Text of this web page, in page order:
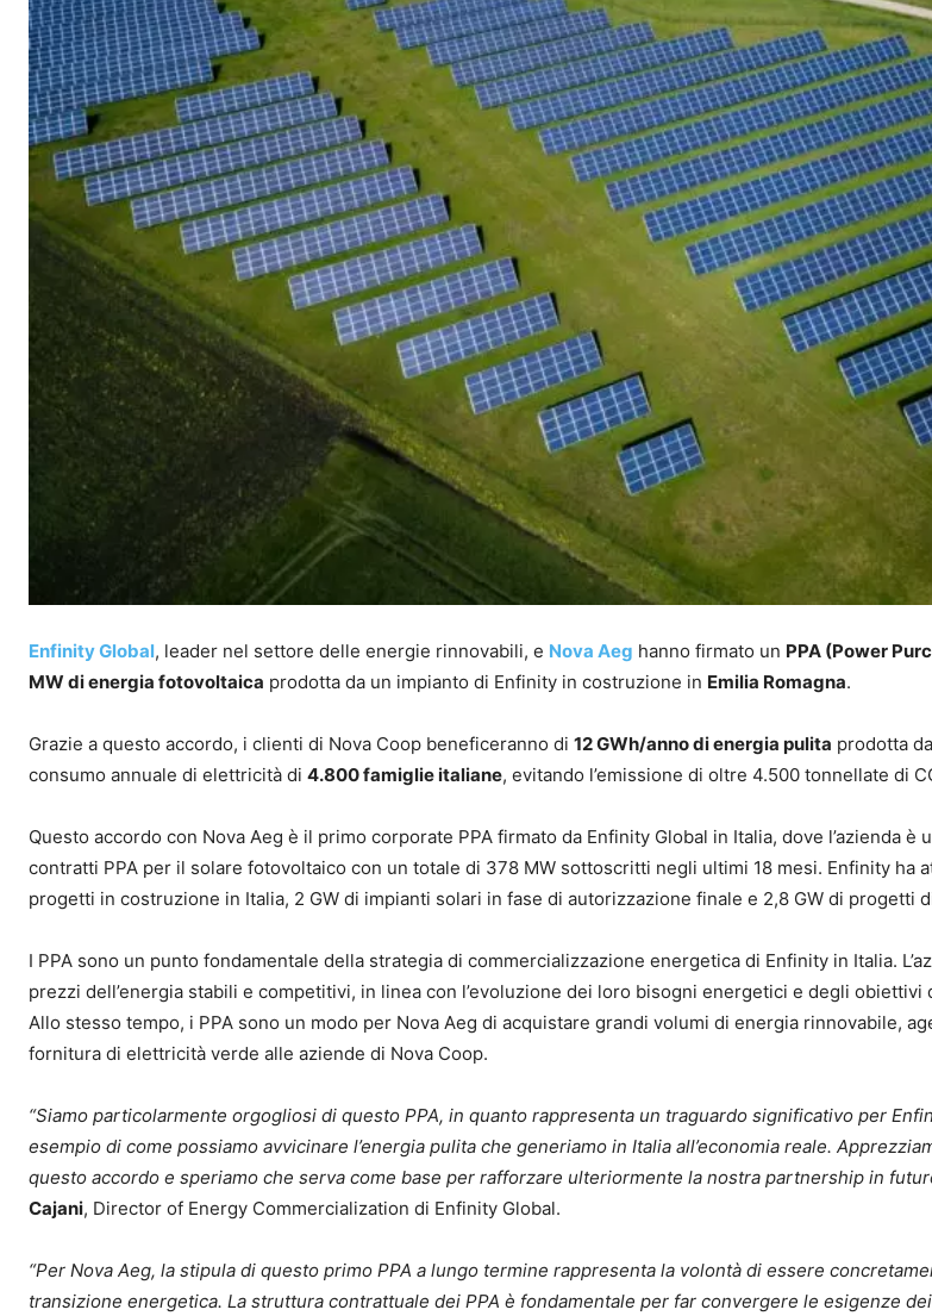
Enfinity Global, leader nel settore delle energie rinnovabili, e Nova Aeg hanno firmato un PPA (Power
MW di energia fotovoltaica prodotta da un impianto di Enfinity in costruzione in Emilia Romagna.
Grazie a questo accordo, i clienti di Nova Coop beneficeranno di 12 GWh/anno di energia pulita prodotta
consumo annuale di elettricità di 4.800 famiglie italiane, evitando l’emissione di oltre 4.500 tonnellate di
Questo accordo con Nova Aeg è il primo corporate PPA firmato da Enfinity Global in Italia, dove l’azienda
contratti PPA per il solare fotovoltaico con un totale di 378 MW sottoscritti negli ultimi 18 mesi. Enfinity ha
progetti in costruzione in Italia, 2 GW di impianti solari in fase di autorizzazione finale e 2,8 GW di progetti
I PPA sono un punto fondamentale della strategia di commercializzazione energetica di Enfinity in Italia.
prezzi dell’energia stabili e competitivi, in linea con l’evoluzione dei loro bisogni energetici e degli obiettivi
Allo stesso tempo, i PPA sono un modo per Nova Aeg di acquistare grandi volumi di energia rinnovabile,
fornitura di elettricità verde alle aziende di Nova Coop.
“Siamo particolarmente orgogliosi di questo PPA, in quanto rappresenta un traguardo significativo per
esempio di come possiamo avvicinare l’energia pulita che generiamo in Italia all’economia reale.
questo accordo e speriamo che serva come base per rafforzare ulteriormente la nostra partnership in
Cajani, Director of Energy Commercialization di Enfinity Global.
“Per Nova Aeg, la stipula di questo primo PPA a lungo termine rappresenta la volontà di essere
transizione energetica. La struttura contrattuale dei PPA è fondamentale per far convergere le esigenze